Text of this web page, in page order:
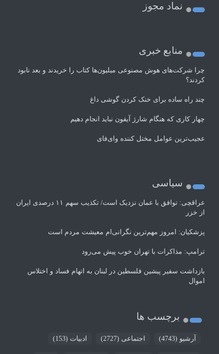
نماد مجوز
منابع خبری
چرا شرکت‌های هوش مصنوعی میلیون‌ها کتاب را خریدند و بعد نابود
کردند؟
چند راه‌ ساده برای خنک کردن گوشی داغ
چهار کاری که هنگام شارژ آیفون نباید انجام دهیم
عجیب‌ترین عوامل مختل کننده وای‌فای
سیاسی
عراقچی: توافق با عمان نزدیک است/ تکذیب سهم ۱۱ درصدی ایران
از خزر
پزشکیان: امروز مهم‌ترین نگرانی‌ام معیشت مردم است
ترامپ: مذاکرات با تهران خوب پیش می‌رود
بازداشت سفیر پیشین فلسطین در لبنان به اتهام فساد و اختلاس
اموال
برچسب ها
آرشیو (4743) اجتماعی (2727) ادبیات (153)